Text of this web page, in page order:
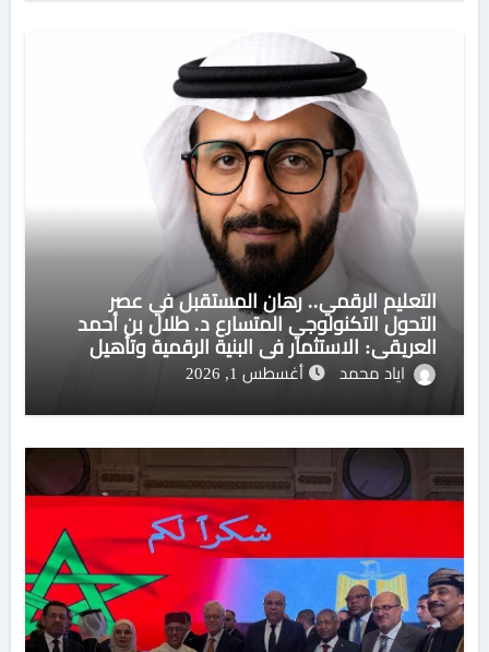
التعليم الرقمي.. رهان المستقبل في عصر
التحول التكنولوجي المتسارع د. طلال بن أحمد
العريقي: الاستثمار في البنية الرقمية وتأهيل
الكوادر مفتاح بناء منظومة تعليمية مستدامة
اياد محمد أغسطس 1, 2026